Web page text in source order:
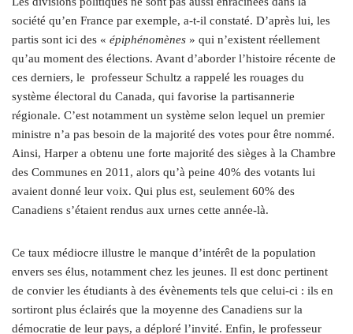
société qu’en France par exemple, a‑t-il constaté. D’après lui, les
partis sont ici des « épiphénomènes » qui n’existent réellement
qu’au moment des élections. Avant d’aborder l’histoire récente de
ces derniers, le professeur Schultz a rappelé les rouages du
système électoral du Canada, qui favorise la partisannerie
régionale. C’est notamment un système selon lequel un premier
ministre n’a pas besoin de la majorité des votes pour être nommé.
Ainsi, Harper a obtenu une forte majorité des sièges à la Chambre
des Communes en 2011, alors qu’à peine 40% des votants lui
avaient donné leur voix. Qui plus est, seulement 60% des
Canadiens s’étaient rendus aux urnes cette année-là.
Ce taux médiocre illustre le manque d’intérêt de la population
envers ses élus, notamment chez les jeunes. Il est donc pertinent
de convier les étudiants à des évènements tels que celui-ci : ils en
sortiront plus éclairés que la moyenne des Canadiens sur la
démocratie de leur pays, a déploré l’invité. Enfin, le professeur